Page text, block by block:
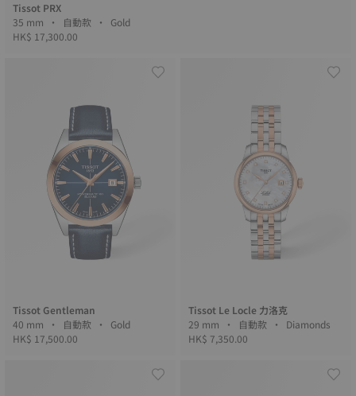
Tissot PRX
35 mm • 自動款 • Gold
HK$ 17,300.00
Tissot Gentleman
40 mm • 自動款 • Gold
HK$ 17,500.00
Tissot Le Locle 力洛克
29 mm • 自動款 • Diamonds
HK$ 7,350.00